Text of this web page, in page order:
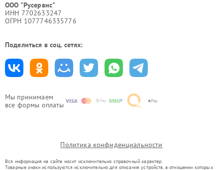
Мы принимаем
все формы оплаты
ООО "Русервис"
ИНН 7702633247
ОГРН 1077746335776
Поделиться в соц. сетях:
Политика конфиденциальности
Вся информация на сайте носит исключительно справочный характер.
Товарные знаки используются исключительно для описания устройств, в отношении которых